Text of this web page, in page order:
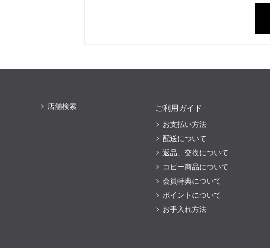
店舗検索
ご利用ガイド
お支払い方法
配送について
返品、交換について
コピー商品について
会員特典について
ポイントについて
お手入れ方法